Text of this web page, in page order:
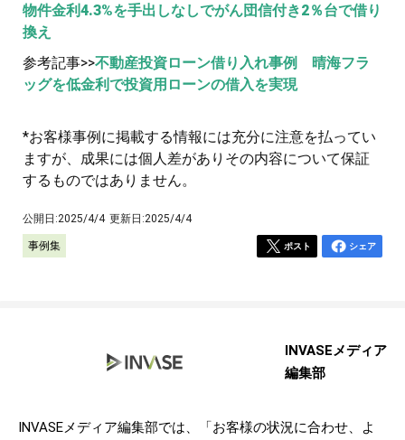
物件金利4.3%を手出しなしでがん団信付き2％台で借り
換え
参考記事>>不動産投資ローン借り入れ事例 晴海フラ
ッグを低金利で投資用ローンの借入を実現
*お客様事例に掲載する情報には充分に注意を払ってい
ますが、成果には個人差がありその内容について保証
するものではありません。
公開日:2025/4/4 更新日:2025/4/4
事例集 ポスト シェア
INVASEメディア
編集部
INVASEメディア編集部では、「お客様の状況に合わせ、よ